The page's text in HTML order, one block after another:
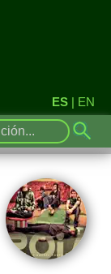
ES | EN